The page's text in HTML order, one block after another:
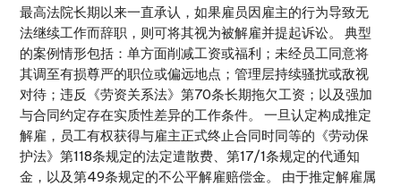
最高法院长期以来一直承认，如果雇员因雇主的行为导致无
法继续工作而辞职，则可将其视为被解雇并提起诉讼。 典型
的案例情形包括：单方面削减工资或福利；未经员工同意将
其调至有损尊严的职位或偏远地点；管理层持续骚扰或敌视
对待；违反《劳资关系法》第70条长期拖欠工资；以及强加
与合同约定存在实质性差异的工作条件。 一旦认定构成推定
解雇，员工有权获得与雇主正式终止合同时同等的《劳动保
护法》第118条规定的法定遣散费、第17/1条规定的代通知
金，以及第49条规定的不公平解雇赔偿金。 由于推定解雇属